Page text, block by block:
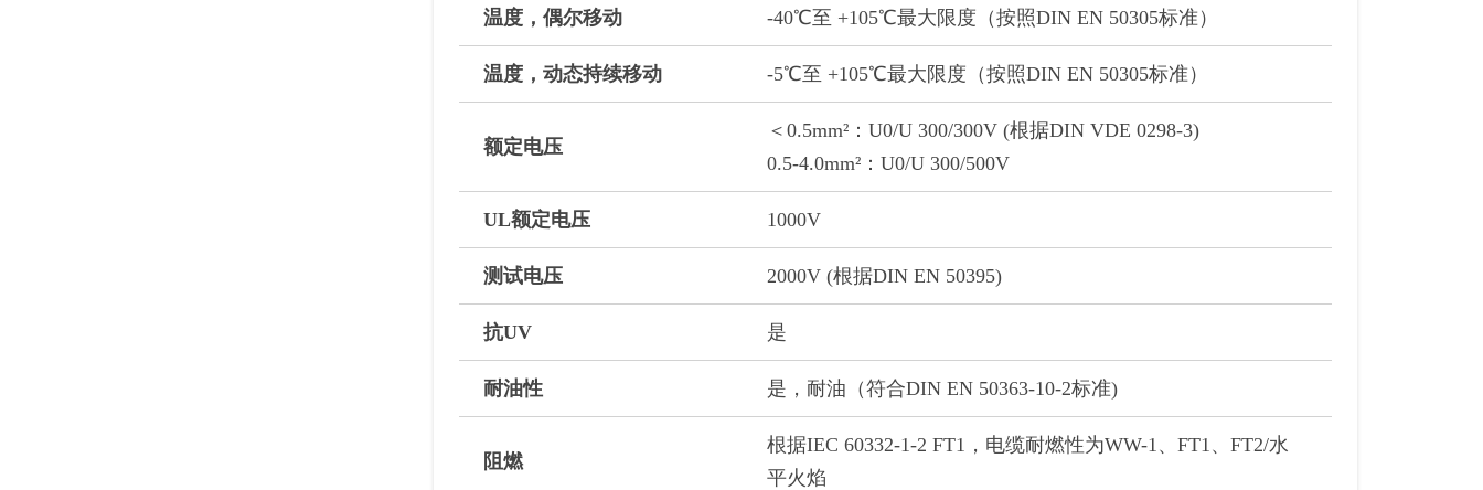
温度，偶尔移动 -40℃至 +105℃最大限度（按照DIN EN 50305标准）
温度，动态持续移动 -5℃至 +105℃最大限度（按照DIN EN 50305标准）
额定电压
＜0.5mm²：U0/U 300/300V (根据DIN VDE 0298-3)
0.5-4.0mm²：U0/U 300/500V
UL额定电压 1000V
测试电压 2000V (根据DIN EN 50395)
抗UV 是
耐油性 是，耐油（符合DIN EN 50363-10-2标准)
阻燃
根据IEC 60332-1-2 FT1，电缆耐燃性为WW-1、FT1、FT2/水
平火焰